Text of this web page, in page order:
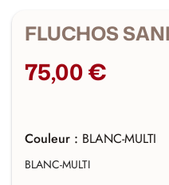
FLUCHOS
75,00 €
Couleur : BLANC-MULTI
BLANC-MULTI